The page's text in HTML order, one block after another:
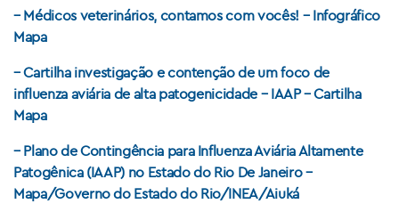
– Médicos veterinários, contamos com vocês! – Infográfico
Mapa
– Cartilha investigação e contenção de um foco de
influenza aviária de alta patogenicidade – IAAP – Cartilha
Mapa
– Plano de Contingência para Influenza Aviária Altamente
Patogênica (IAAP) no Estado do Rio De Janeiro –
Mapa/Governo do Estado do Rio/INEA/Aiuká